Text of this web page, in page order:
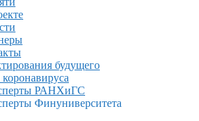
будущего
РАНХиГС
Финуниверситета